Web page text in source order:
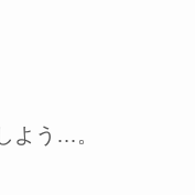
よう…。